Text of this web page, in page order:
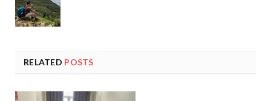
RELATED POSTS